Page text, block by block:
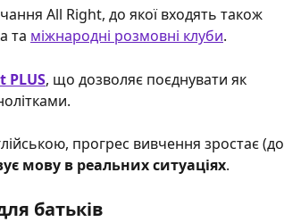
All Right, до якої входять також
та міжнародні розмовні клуби.
PLUS, що дозволяє поєднувати як
прогрес вивчення зростає (до
мову в реальних ситуаціях.
батьків